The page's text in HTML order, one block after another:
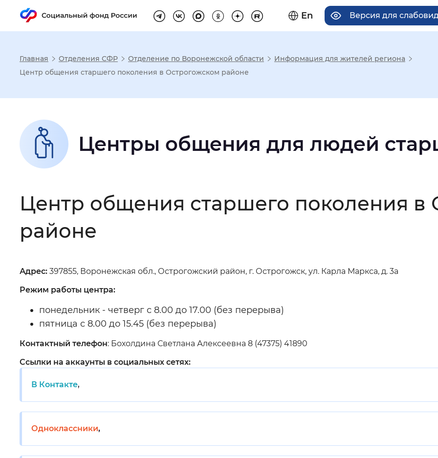
En Версия для
Настройка режима отображения
Шрифт: Без засечек С засечками
Интервал между буквами
Цвет сайта
Изображения: Включены Выключены
Звуковой ассистент Воспроизвести Остановить
Вернуть стандартные настройки
Главная Отделения СФР Отделение по Воронежской области
Информация для жителей региона
Центр общения старшего поколения в Острогожском районе
Центры общения для людей
Центр общения старшего поколения в
районе
Адрес: 397855, Воронежская обл., Острогожский район, г. Острогожск, ул. Карла Маркса, д. 3а
Режим работы центра:
понедельник - четверг с 8.00 до 17.00 (без перерыва)
пятница с 8.00 до 15.45 (без перерыва)
Контактный телефон: Бохолдина Светлана Алексеевна 8 (47375) 41890
Ссылки на аккаунты в социальных сетях:
В Контакте,
Одноклассники,